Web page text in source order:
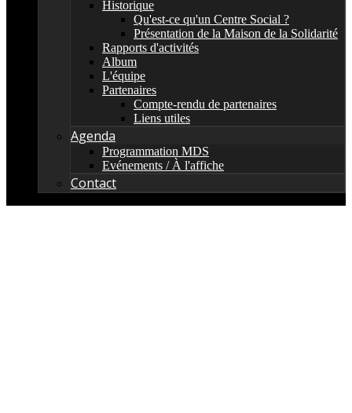
Historique
Qu'est-ce qu'un Centre Social ?
Présentation de la Maison de la Solidarité
Rapports d'activités
Album
L'équipe
Partenaires
Compte-rendu de partenaires
Liens utiles
Agenda
Programmation MDS
Evénements / À l'affiche
Contact